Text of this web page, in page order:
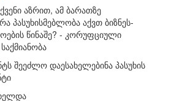
აზრით, ამ ბარათზე
პასუხისმებლობა აქვთ ბიზნეს-
წინაშე? - კორუფციული
შეეძლო დაესახელებინა პასუხის